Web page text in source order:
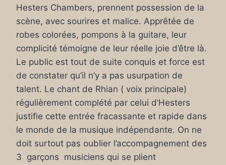
Hesters Chambers, prennent possession de la
scène, avec sourires et malice. Apprêtée de
robes colorées, pompons à la guitare, leur
complicité témoigne de leur réelle joie d’être là.
Le public est tout de suite conquis et force est
de constater qu’il n’y a pas usurpation de
talent. Le chant de Rhian ( voix principale)
régulièrement complété par celui d’Hesters
justifie cette entrée fracassante et rapide dans
le monde de la musique indépendante. On ne
doit surtout pas oublier l’accompagnement des
3 garçons musiciens qui se plient